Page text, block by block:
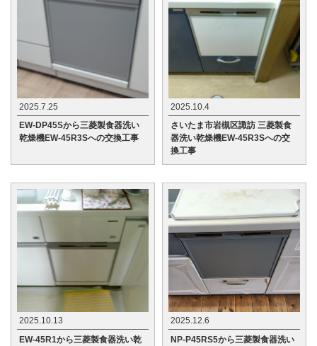
2025.7.25
EW-DP45Sから三菱製食器洗い
乾燥機EW-45R3Sへの交換工事
2025.10.4
さいたま市岩槻区諏訪 三菱製食
器洗い乾燥機EW-45R3Sへの交
換工事
2025.10.13
EW-45R1から三菱製食器洗い乾
2025.12.6
NP-P45RS5から三菱製食器洗い